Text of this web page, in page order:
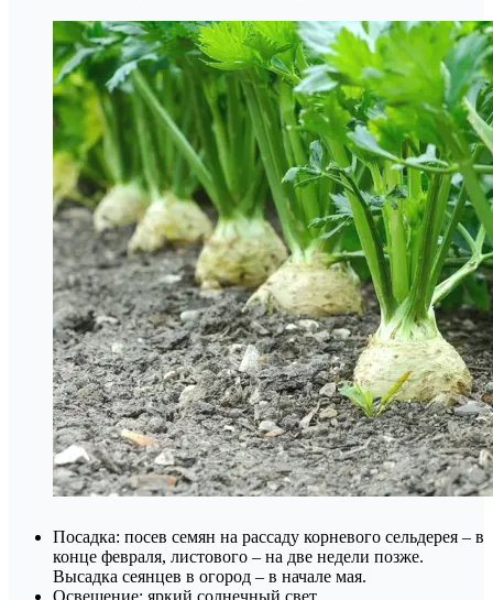
Посадка: посев семян на рассаду корневого сельдерея – в
конце февраля, листового – на две недели позже.
Высадка сеянцев в огород – в начале мая.
Освещение: яркий солнечный свет.